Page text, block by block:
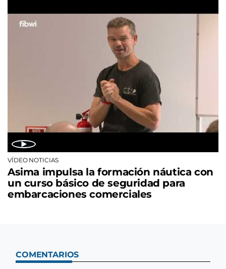
VÍDEO NOTICIAS
Asima impulsa la formación náutica con
un curso básico de seguridad para
embarcaciones comerciales
COMENTARIOS